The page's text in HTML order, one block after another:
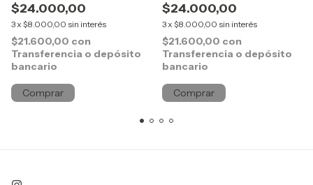
$24.000,00
3x $8.000,00 sin interés
$21.600,00 con
Transferencia o depósito
bancario
Comprar
$24.000,00
3x $8.000,00 sin interés
$21.600,00 con
Transferencia o depósito
bancario
Comprar